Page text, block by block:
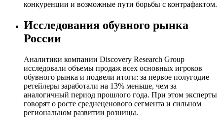
конкуренции и возможные пути борьбы с контрафактом.
Исследования обувного рынка
России
Аналитики компании Discovery Research Group
исследовали объемы продаж всех основных игроков
обувного рынка и подвели итоги: за первое полугодие
ретейлеры заработали на 13% меньше, чем за
аналогичный период прошлого года. При этом эксперты
говорят о росте среднеценового сегмента и сильном
региональном развитии розницы.